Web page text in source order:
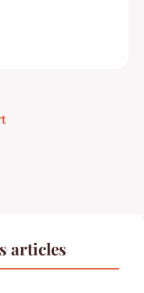
articles